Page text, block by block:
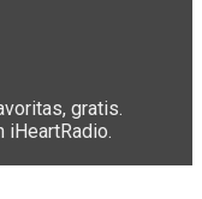
gratis.
iHeartRadio.